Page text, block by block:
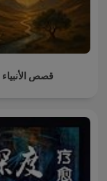
قصص الأنبياء